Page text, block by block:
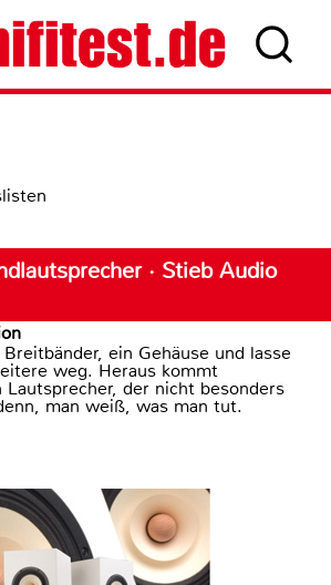
· Stieb Audio
ein Gehäuse und lasse
weg. Heraus kommt
der nicht besonders
man weiß, was man tut.